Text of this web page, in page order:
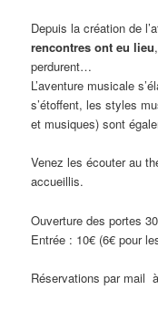
Depuis la création de
rencontres ont eu lieu
perdurent…
L’aventure musicale
s’étoffent, les styles
et musiques) sont
Venez les écouter au
accueillis.
Ouverture des portes
Entrée : 10€ (6€ pour
Réservations par mail à